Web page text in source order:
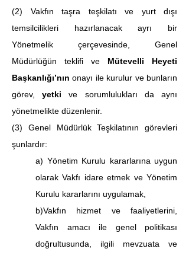
(2)
Vakfın taşra teşkilatı ve yurt dışı
temsilcilikleri hazırlanacak ayrı bir
Yönetmelik çerçevesinde, Genel
Müdürlüğün teklifi ve Mütevelli Heyeti
Başkanlığı’nın onayı ile kurulur ve bunların
görev, yetki ve sorumlulukları da aynı
yönetmelikte düzenlenir.
(3) Genel Müdürlük Teşkilatının görevleri
şunlardır:
a) Yönetim Kurulu kararlarına uygun
olarak Vakfı idare etmek ve Yönetim
Kurulu kararlarını uygulamak,
b)Vakfın hizmet ve faaliyetlerini,
Vakfın amacı ile genel politikası
doğrultusunda, ilgili mevzuata ve